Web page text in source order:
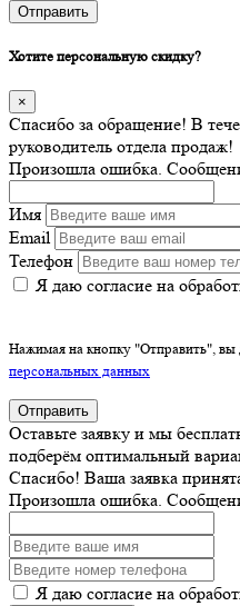
Отправить
Хотите персональную скидку?
×
Спасибо за обращение! В
руководитель отдела продаж!
Произошла ошибка.
Имя
Email
Телефон
Я даю согласие на
Нажимая на кнопку "Отправить", вы
персональных данных
Отправить
Оставьте заявку и мы
подберём оптимальный
Спасибо! Ваша заявка
Произошла ошибка.
Я даю согласие на